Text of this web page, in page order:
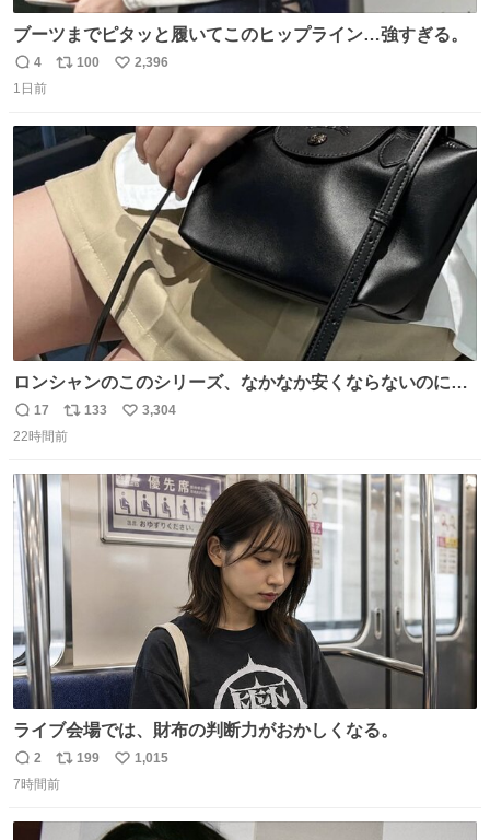
ブーツまでピタッと履いてこのヒップライン…強すぎる。
返
信
4
リ
ト
100
い
数
2,396
1日前
ロンシャンのこのシリーズ、なかなか安くならないのにセ
ール価格になってる🖤✨レザーなのが反則級にかわいい。
持ってるだけでコーデが格上げされる。
返
信
17
リ
ポ
数
133
い
数
3,304
22時間前
ライブ会場では、財布の判断力がおかしくなる。
返
信
2
リ
ポ
199
い
1,015
7時間前